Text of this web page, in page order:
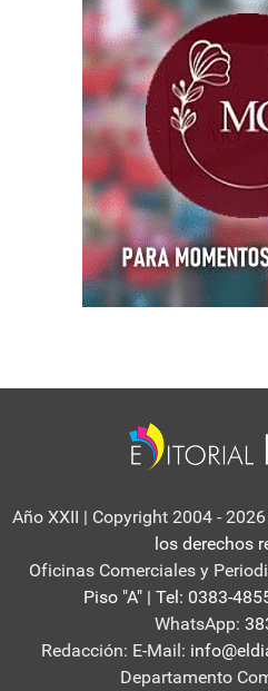
Año XXII | Copyright 2004 -
los derechos
Oficinas Comerciales y
Piso "A" | Tel: 0383-
WhatsApp:
Redacción: E-Mail:
Departamento